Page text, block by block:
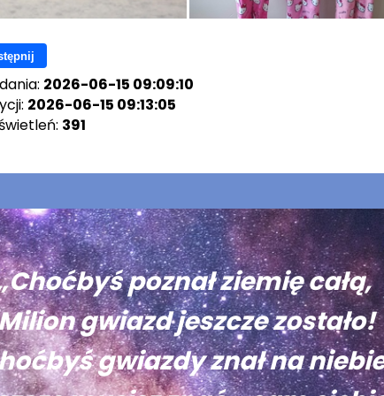
2026-06-15 09:09:10
2026-06-15 09:13:05
391
poznał ziemię całą,
gwiazd jeszcze zostało!
gwiazdy znał na